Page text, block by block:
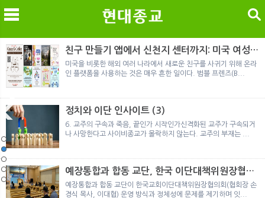
메 검
검색
노르웨이 재판이 남긴 흔적
정통의 가면을 쓴 박옥수 구원파 협력기관
일본 통일교, 해산명령 이후 본격적인 청산 절차 돌입
여호와의 증인 2세와 학교생활
「현대종교」, 주님의교회 민사소송에 승소
노르웨이 재판이 남긴 흔적
정통의 가면을 쓴 박옥수 구원파 협력기관
친구 만들기 앱에서 신천지 센터까지: 미국 여성이
경험한 9개월 포섭의 전 과정
미국을 비롯한 해외 여러 나라에서 새로운 친구를 사귀기 위해 온라
인 플랫폼을 사용하는 것은 매우 흔한 일이다. 범블 프렌즈(B...
정치와 이단 인사이트 (3)
6. 교주의 구속과 죽음, 끝인가 시작인가신격화된 교주가 구속되거
나 사망한다고 사이비종교가 몰락하지 않는다. 교주의 부재는 ...
예장통합과 합동 교단, 한국 이단대책위원장협의
회 탈퇴
예장통합과 합동 교단이 한국교회이단대책위원장협의회(협회장 손
경식 목사, 이대협) 운영 방식과 정체성에 문제를 제기하며 잇...